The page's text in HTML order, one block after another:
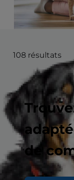
de
108 résultats